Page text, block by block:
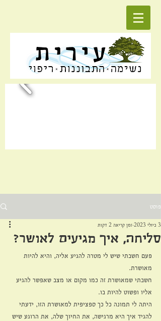
פוסט
סליחה, איך מגיעים לאושר?
3 ביולי 2023 זמן קריאה 2 דקות
פעם חשבתי שיש לי מטרה להגיע אליה, והיא להיות
מאושרת.
חשבתי שמאושרת זה כמו מקום או מצב שאפשר להגיע
אליו ופשוט להיות בו.
היתה לי תמונה כל כך ספציפית למאושרת הזו, ידעתי
להגיד איך היא מרגישה, את החיוך שלה, את הרוגע שיש